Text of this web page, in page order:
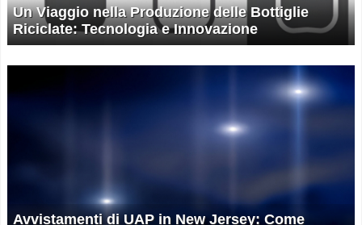
Un Viaggio nella Produzione delle Bottiglie
Riciclate: Tecnologia e Innovazione
Avvistamenti di UAP in New Jersey: Come